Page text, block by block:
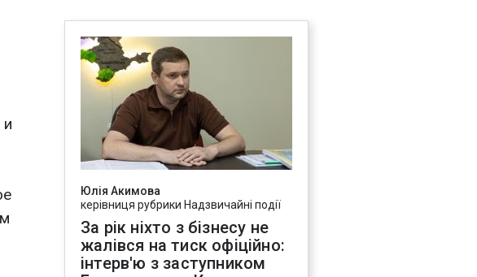
Юлія Акимова
керівниця рубрики Надзвичайні події
За рік ніхто з бізнесу не
жалівся на тиск офіційно:
інтерв'ю з заступником